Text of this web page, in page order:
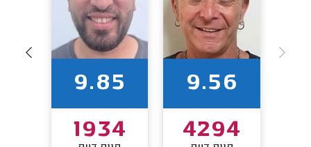
9.56
4294
9.85
1934